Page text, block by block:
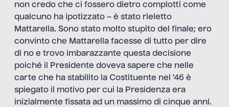
non credo che ci fossero dietro complotti come
qualcuno ha ipotizzato – è stato rieletto
Mattarella. Sono stato molto stupito del finale; ero
convinto che Mattarella facesse di tutto per dire
di no e trovo imbarazzante questa decisione
poiché il Presidente doveva sapere che nelle
carte che ha stabilito la Costituente nel ’46 è
spiegato il motivo per cui la Presidenza era
inizialmente fissata ad un massimo di cinque anni.